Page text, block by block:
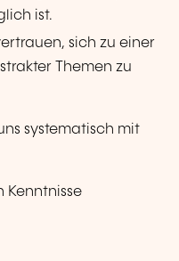
ist.
sich zu einer
Themen zu
systematisch mit
Kenntnisse